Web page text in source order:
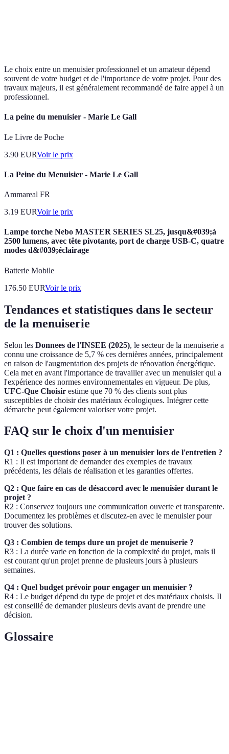
Le choix entre un menuisier professionnel et un amateur dépend
souvent de votre budget et de l'importance de votre projet. Pour des
travaux majeurs, il est généralement recommandé de faire appel à un
professionnel.
La peine du menuisier - Marie Le Gall
Le Livre de Poche
3.90 EURVoir le prix
La Peine du Menuisier - Marie Le Gall
Ammareal FR
3.19 EURVoir le prix
Lampe torche Nebo MASTER SERIES SL25, jusqu&#039;à
2500 lumens, avec tête pivotante, port de charge USB-C, quatre
modes d&#039;éclairage
Batterie Mobile
176.50 EURVoir le prix
Tendances et statistiques dans le secteur
de la menuiserie
Selon les Donnees de l'INSEE (2025), le secteur de la menuiserie a
connu une croissance de 5,7 % ces dernières années, principalement
en raison de l'augmentation des projets de rénovation énergétique.
Cela met en avant l'importance de travailler avec un menuisier qui a
l'expérience des normes environnementales en vigueur. De plus,
UFC-Que Choisir estime que 70 % des clients sont plus
susceptibles de choisir des matériaux écologiques. Intégrer cette
démarche peut également valoriser votre projet.
FAQ sur le choix d'un menuisier
Q1 : Quelles questions poser à un menuisier lors de l'entretien ?
R1 : Il est important de demander des exemples de travaux
précédents, les délais de réalisation et les garanties offertes.
Q2 : Que faire en cas de désaccord avec le menuisier durant le
projet ?
R2 : Conservez toujours une communication ouverte et transparente.
Documentez les problèmes et discutez-en avec le menuisier pour
trouver des solutions.
Q3 : Combien de temps dure un projet de menuiserie ?
R3 : La durée varie en fonction de la complexité du projet, mais il
est courant qu'un projet prenne de plusieurs jours à plusieurs
semaines.
Q4 : Quel budget prévoir pour engager un menuisier ?
R4 : Le budget dépend du type de projet et des matériaux choisis. Il
est conseillé de demander plusieurs devis avant de prendre une
décision.
Glossaire